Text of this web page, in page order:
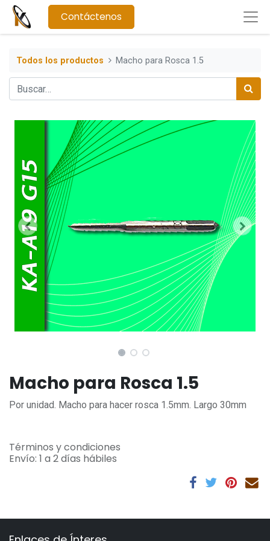
Contáctenos
Todos los productos Macho para Rosca 1.5
Macho para Rosca 1.5
Por unidad. Macho para hacer rosca 1.5mm. Largo 30mm
Términos y condiciones
Envío: 1 a 2 días hábiles